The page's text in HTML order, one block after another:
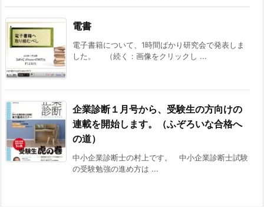
電書
電子書籍について、1時間ばかり研究会で発表しま
した。 （続く：画像をクリックし ...
企業診断１月号から、受験生の方向けの
連載を開始します。（ふぞろいな合格へ
の道）
中小企業診断士の村上です。 中小企業診断士試験
の受験勉強の進め方は ...